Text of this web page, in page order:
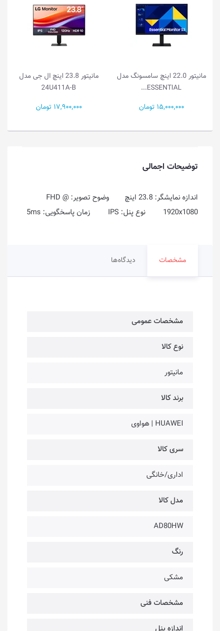
مانیتور 22.0 اینچ سامسونگ مدل
ESSENTIAL...
15,000,000 تومان
مانیتور 23.8 اینچ ال جی مدل
24U411A-B
17,900,000 تومان
توضیحات اجمالی
اندازه نمایشگر: 23.8 اینچ وضوح تصویر: FHD @
1920x1080 نوع پنل: IPS زمان پاسخگویی: 5ms
مشخصات دیدگاه‌ها
مشخصات عمومی
نوع کالا
مانیتور
برند کالا
HUAWEI | هواوی
سری کالا
اداری/خانگی
مدل کالا
AD80HW
رنگ
مشکی
مشخصات فنی